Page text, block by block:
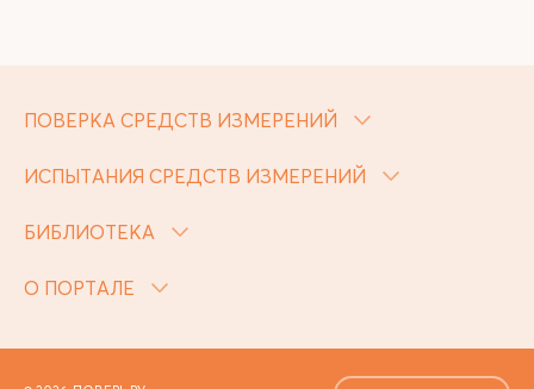
ПОВЕРКА СРЕДСТВ ИЗМЕРЕНИЙ
ИСПЫТАНИЯ СРЕДСТВ ИЗМЕРЕНИЙ
БИБЛИОТЕКА
О ПОРТАЛЕ